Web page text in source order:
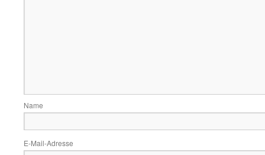
Name
E-Mail-Adresse